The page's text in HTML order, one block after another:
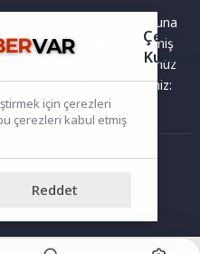
gözetilerek hazırlanır. Buna
veya güncelliğini yitirmiş
olduğunu düşündüğünüz
bize bildirebilirsiniz:
izinsiz kopyalanamaz,
Çerez
için çerezleri
çerezleri kabul etmiş
Reddet